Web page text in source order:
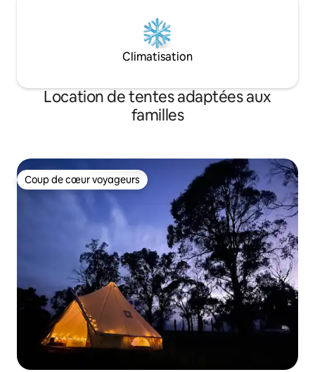
Climatisation
Location de tentes adaptées aux
familles
Coup de cœur voyageurs
Coup de cœur voyageurs